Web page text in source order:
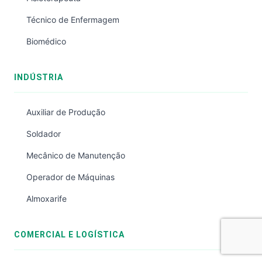
Técnico de Enfermagem
Biomédico
INDÚSTRIA
Auxiliar de Produção
Soldador
Mecânico de Manutenção
Operador de Máquinas
Almoxarife
COMERCIAL E LOGÍSTICA